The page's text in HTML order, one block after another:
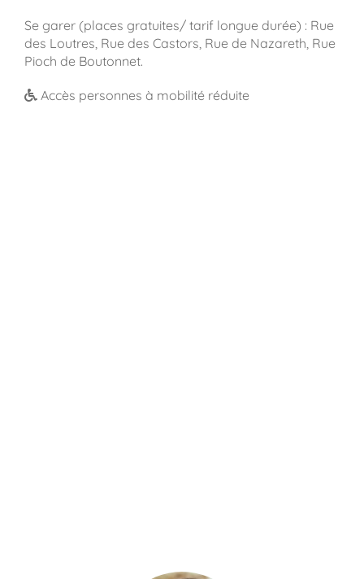
Se garer (places gratuites/ tarif longue durée) : Rue
des Loutres, Rue des Castors, Rue de Nazareth, Rue
Pioch de Boutonnet.
Accès personnes à mobilité réduite